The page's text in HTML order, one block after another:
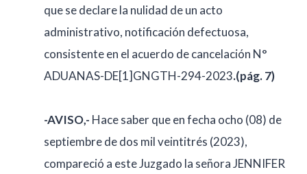
que se declare la nulidad de un acto
administrativo, notificación defectuosa,
consistente en el acuerdo de cancelación N°
ADUANAS-DE[1]GNGTH-294-2023.(pág. 7)
-AVISO,- Hace saber que en fecha ocho (08) de
septiembre de dos mil veintitrés (2023),
compareció a este Juzgado la señora JENNIFER